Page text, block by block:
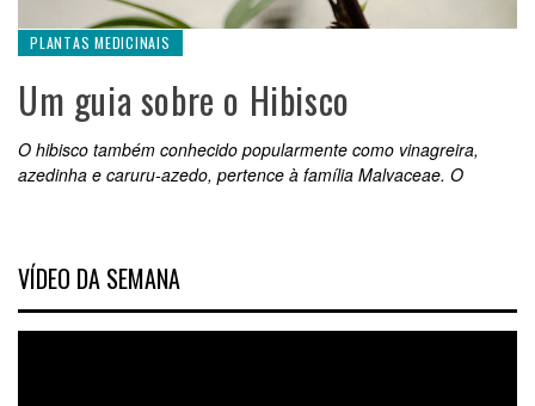
PLANTAS MEDICINAIS
Um guia sobre o Hibisco
O hibisco também conhecido popularmente como vinagreira,
azedinha e caruru-azedo, pertence à família Malvaceae. O
VÍDEO DA SEMANA